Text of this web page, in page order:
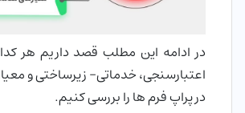
در ادامه این مطلب قصد داریم هر
اعتبارسنجی، خدماتی- زیرساختی و
در پراپ فرم ها را بررسی کنیم.